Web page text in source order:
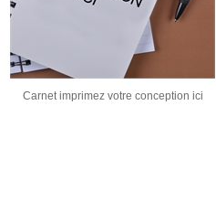
Carnet imprimez votre conception ici